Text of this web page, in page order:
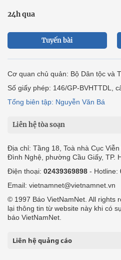
24h qua
Tuyến bài
Cơ quan chủ quản: Bộ Dân tộc và
Số giấy phép: 146/GP-BVHTTDL,
Tổng biên tập: Nguyễn Văn Bá
Liên hệ tòa soạn
Địa chỉ: Tầng 18, Toà nhà Cục
Đình Nghệ, phường Cầu Giấy, TP.
Điện thoại: 02439369898 - Hotline:
Email: vietnamnet@vietnamnet.vn
© 1997 Báo VietNamNet. All rights
lại thông tin từ website này khi có
báo VietNamNet.
Liên hệ quảng cáo